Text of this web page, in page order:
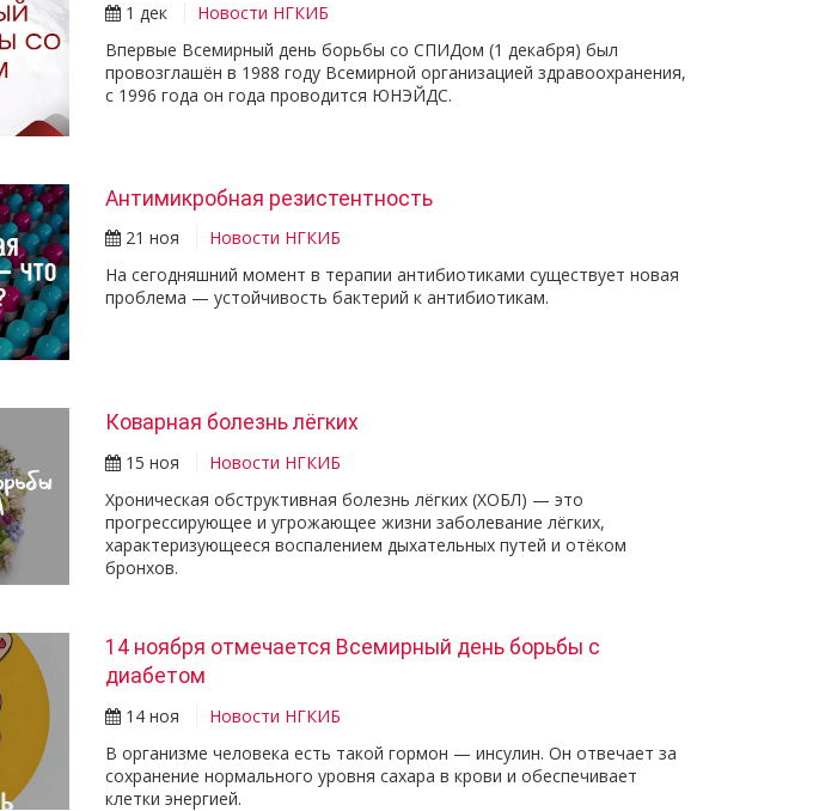
1 дек
Новости НГКИБ
Впервые Всемирный день борьбы со СПИДом (1 декабря) был
провозглашён в 1988 году Всемирной организацией здравоохранения,
с 1996 года он года проводится ЮНЭЙДС.
Антимикробная резистентность
21 ноя
Новости НГКИБ
На сегодняшний момент в терапии антибиотиками существует новая
проблема — устойчивость бактерий к антибиотикам.
Коварная болезнь лёгких
15 ноя
Новости НГКИБ
Хроническая обструктивная болезнь лёгких (ХОБЛ) — это
прогрессирующее и угрожающее жизни заболевание лёгких,
характеризующееся воспалением дыхательных путей и отёком
бронхов.
14 ноября отмечается Всемирный день борьбы с
диабетом
14 ноя
Новости НГКИБ
В организме человека есть такой гормон — инсулин. Он отвечает за
сохранение нормального уровня сахара в крови и обеспечивает
клетки энергией.